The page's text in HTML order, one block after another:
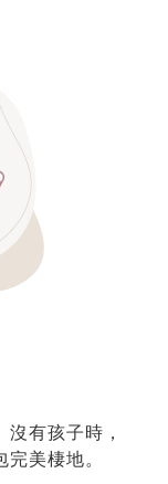
有孩子時，
美棲地。